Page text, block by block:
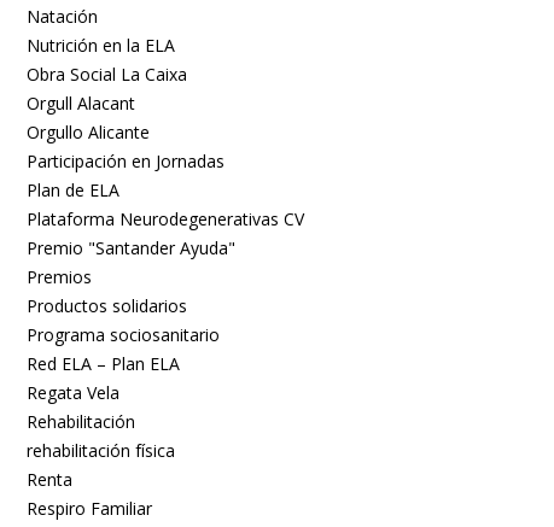
Natación
Nutrición en la ELA
Obra Social La Caixa
Orgull Alacant
Orgullo Alicante
Participación en Jornadas
Plan de ELA
Plataforma Neurodegenerativas CV
Premio "Santander Ayuda"
Premios
Productos solidarios
Programa sociosanitario
Red ELA – Plan ELA
Regata Vela
Rehabilitación
rehabilitación física
Renta
Respiro Familiar